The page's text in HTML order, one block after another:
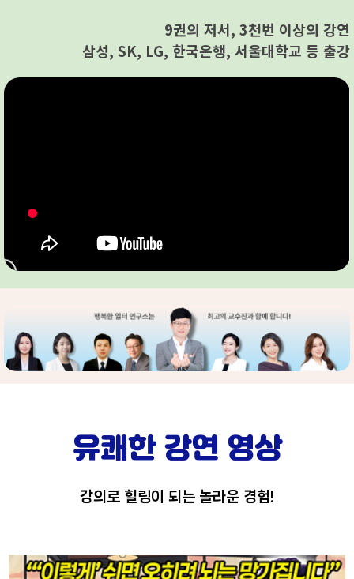
9권의 저서, 3천번 이상의 강연
삼성, SK, LG, 한국은행, 서울대학교 등 출강
유쾌한 강연 영상
강의로 힐링이 되는 놀라운 경험!